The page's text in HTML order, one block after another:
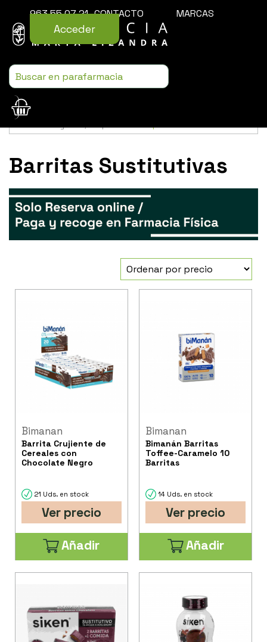
963 55 07 21 CONTACTO MARCAS
Acceder
Usamos cookies para mejorar la experiencia de la web. Si sigues
Barritas Sustitutivas
Bimanan
Barrita Crujiente de
Cereales con
Chocolate Negro
21 Uds. en stock
Ver precio
Añadir
Bimanan
Bimanán Barritas
Toffee-Caramelo 10
Barritas
14 Uds. en stock
Ver precio
Añadir